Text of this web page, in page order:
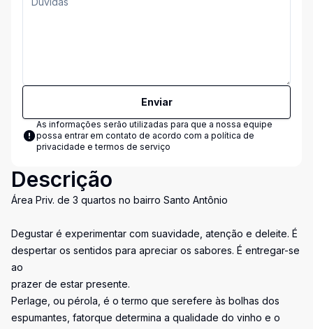
Enviar
As informações serão utilizadas para que a nossa equipe
possa entrar em contato de acordo com a política de
privacidade e termos de serviço
Descrição
Área Priv. de 3 quartos no bairro Santo Antônio
Degustar é experimentar com suavidade, atenção e deleite. É
despertar os sentidos para apreciar os sabores. É entregar-se
ao
prazer de estar presente.
Perlage, ou pérola, é o termo que serefere às bolhas dos
espumantes, fatorque determina a qualidade do vinho e o